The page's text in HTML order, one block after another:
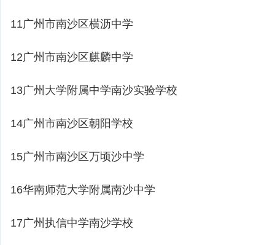
11广州市南沙区横沥中学
12广州市南沙区麒麟中学
13广州大学附属中学南沙实验学校
14广州市南沙区朝阳学校
15广州市南沙区万顷沙中学
16华南师范大学附属南沙中学
17广州执信中学南沙学校